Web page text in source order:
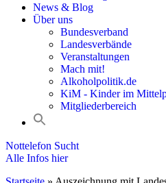
News & Blog
Über uns
Bundesverband
Landesverbände
Veranstaltungen
Mach mit!
Alkoholpolitik.de
KiM - Kinder im
Mitgliederbereich
Nottelefon Sucht
Alle Infos hier